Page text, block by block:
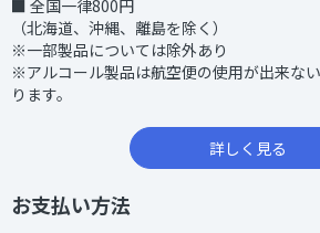
■ 全国一律800円
（北海道、沖縄、離島を除く）
※一部製品については除外あり
※アルコール製品は航空便の使用が出来な
ります。
詳しく見る
お支払い方法